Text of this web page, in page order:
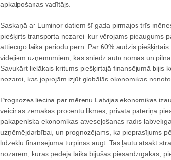
apkalpošanas vadītājs.
Saskaņā ar Luminor datiem šī gada pirmajos trīs
piešķirts transporta nozarei, kur vērojams pieaugums
attiecīgo laika periodu pērn. Par 60% audzis
vidējiem uzņēmumiem, kas sniedz auto nomas un
Savukārt lielākais kritums piešķirtajā finansējumā bijis
nozarei, kas joprojām izjūt globālās ekonomikas
Prognozes liecina par mērenu Latvijas ekonomikas
veicinās zemākas procentu likmes, privātā patēriņa
pakāpeniska ekonomikas atveseļošanās radīs
uzņēmējdarbībai, un prognozējams, ka pieprasījums
līdzekļu finansējuma turpinās augt. Tas ļautu atsākt
nozarēm, kuras pēdējā laikā bijušas piesardzīgākas,